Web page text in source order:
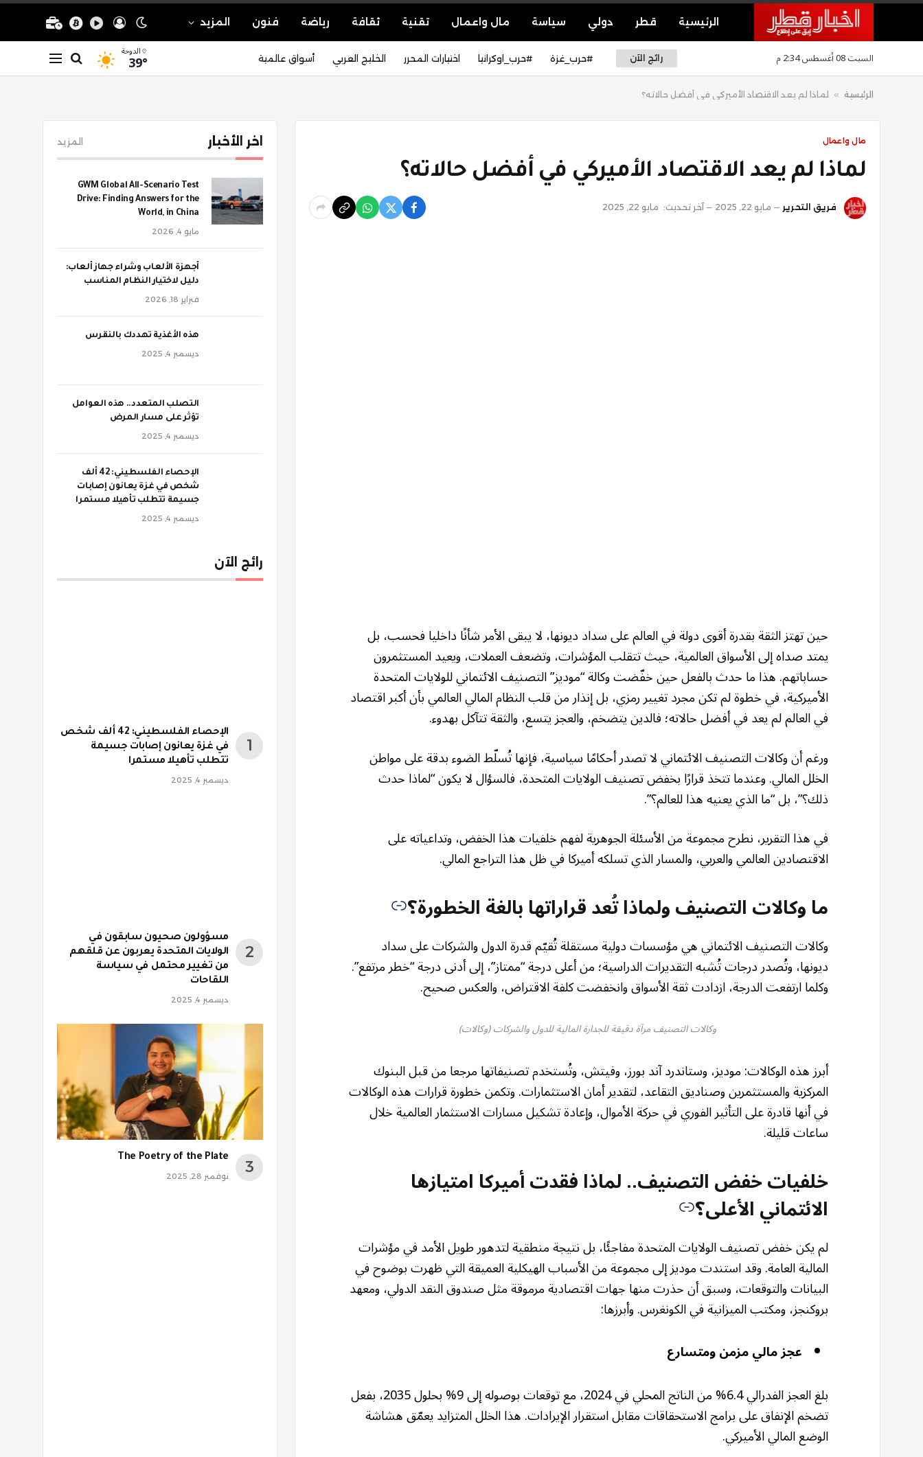
الرئيسية قطر دولي سياسة مال واعمال تقنية ثقافة رياضة فنون المزيد
السبت 08 أغسطس 2:34 م رائج الآن #حرب_غزة #حرب_اوكرانيا اختيارات المحرر الخليج العربي أسواق عالمية الدوحة
39°
الرئيسية » لماذا لم يعد الاقتصاد الأميركي في أفضل حالاته؟
مال واعمال
لماذا لم يعد الاقتصاد الأميركي في أفضل حالاته؟
فريق التحرير مايو 22, 2025 آخر تحديث: مايو 22, 2025
حين تهتز الثقة بقدرة أقوى دولة في العالم على سداد ديونها، لا يبقى الأمر شأنًا داخليا فحسب، بل
يمتد صداه إلى الأسواق العالمية، حيث تتقلب المؤشرات، وتضعف العملات، ويعيد المستثمرون
حساباتهم. هذا ما حدث بالفعل حين خفّضت وكالة “موديز” التصنيف الائتماني للولايات المتحدة
الأميركية، في خطوة لم تكن مجرد تغيير رمزي، بل إنذار من قلب النظام المالي العالمي بأن أكبر اقتصاد
في العالم لم يعد في أفضل حالاته؛ فالدين يتضخم، والعجز يتسع، والثقة تتآكل بهدوء.
ورغم أن وكالات التصنيف الائتماني لا تصدر أحكامًا سياسية، فإنها تُسلّط الضوء بدقة على مواطن
الخلل المالي. وعندما تتخذ قرارًا بخفض تصنيف الولايات المتحدة، فالسؤال لا يكون “لماذا حدث
ذلك؟”، بل “ما الذي يعنيه هذا للعالم؟”.
في هذا التقرير، نطرح مجموعة من الأسئلة الجوهرية لفهم خلفيات هذا الخفض، وتداعياته على
الاقتصادين العالمي والعربي، والمسار الذي تسلكه أميركا في ظل هذا التراجع المالي.
ما وكالات التصنيف ولماذا تُعد قراراتها بالغة الخطورة؟
وكالات التصنيف الائتماني هي مؤسسات دولية مستقلة تُقيّم قدرة الدول والشركات على سداد
ديونها، وتُصدر درجات تُشبه التقديرات الدراسية؛ من أعلى درجة “ممتاز”، إلى أدنى درجة “خطر مرتفع”.
وكلما ارتفعت الدرجة، ازدادت ثقة الأسواق وانخفضت كلفة الاقتراض، والعكس صحيح.
وكالات التصنيف مرآة دقيقة للجدارة المالية للدول والشركات (وكالات)
أبرز هذه الوكالات: موديز، وستاندرد آند بورز، وفيتش، وتُستخدم تصنيفاتها مرجعا من قبل البنوك
المركزية والمستثمرين وصناديق التقاعد، لتقدير أمان الاستثمارات. وتكمن خطورة قرارات هذه الوكالات
في أنها قادرة على التأثير الفوري في حركة الأموال، وإعادة تشكيل مسارات الاستثمار العالمية خلال
ساعات قليلة.
خلفيات خفض التصنيف.. لماذا فقدت أميركا امتيازها
الائتماني الأعلى؟
لم يكن خفض تصنيف الولايات المتحدة مفاجئًا، بل نتيجة منطقية لتدهور طويل الأمد في مؤشرات
المالية العامة. وقد استندت موديز إلى مجموعة من الأسباب الهيكلية العميقة التي ظهرت بوضوح في
البيانات والتوقعات، وسبق أن حذرت منها جهات اقتصادية مرموقة مثل صندوق النقد الدولي، ومعهد
بروكنجز، ومكتب الميزانية في الكونغرس. وأبرزها:
عجز مالي مزمن ومتسارع
بلغ العجز الفدرالي 6.4% من الناتج المحلي في 2024، مع توقعات بوصوله إلى 9% بحلول 2035، بفعل
تضخم الإنفاق على برامج الاستحقاقات مقابل استقرار الإيرادات. هذا الخلل المتزايد يعمّق هشاشة
الوضع المالي الأميركي.
اخر الأخبار المزيد
GWM Global All-Scenario Test
Drive: Finding Answers for the
World, in China
مايو 4, 2026
أجهزة الألعاب وشراء جهاز ألعاب:
دليل لاختيار النظام المناسب
فبراير 18, 2026
‫هذه الأغذية تهددك بالنقرس
ديسمبر 4, 2025
‫التصلب المتعدد.. هذه العوامل
تؤثر على مسار المرض
ديسمبر 4, 2025
الإحصاء الفلسطيني: 42 ألف
شخص في غزة يعانون إصابات
جسيمة تتطلب تأهيلا مستمرا
ديسمبر 4, 2025
رائج الآن
الإحصاء الفلسطيني: 42 ألف شخص
في غزة يعانون إصابات جسيمة
تتطلب تأهيلا مستمرا
ديسمبر 4, 2025
مسؤولون صحيون سابقون في
الولايات المتحدة يعربون عن قلقهم
من تغيير محتمل في سياسة
اللقاحات
ديسمبر 4, 2025
The Poetry of the Plate
نوفمبر 28, 2025